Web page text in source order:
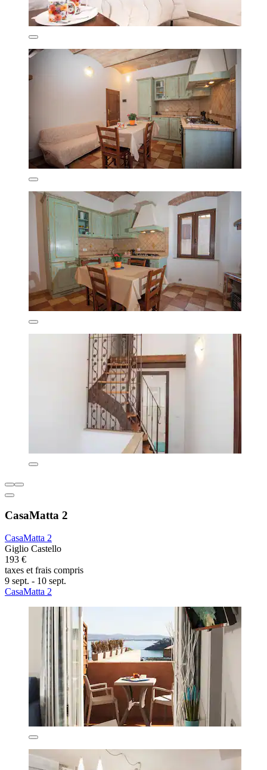
CasaMatta 2
CasaMatta 2
Giglio Castello
193 €
taxes et frais compris
9 sept. - 10 sept.
CasaMatta 2